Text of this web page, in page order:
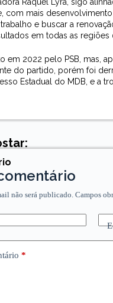
com mais
e buscar a
em todas as regiões
em 2022 pelo PSB, mas,
do partido, porém foi
Estadual do MDB, e a
não será publicado. Campos
*